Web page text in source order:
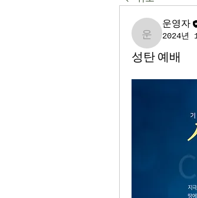
운영자
운영자
2024년
성탄 예배